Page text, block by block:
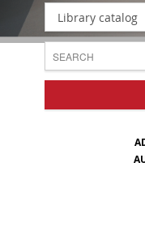
Library catalog